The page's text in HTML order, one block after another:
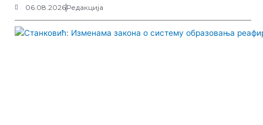
06.08.2026Редакција